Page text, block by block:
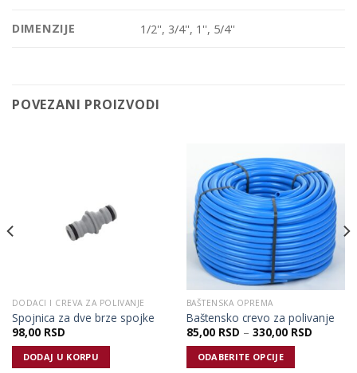
DIMENZIJE 1/2'', 3/4'', 1'', 5/4''
POVEZANI PROIZVODI
DODACI I CREVA ZA POLIVANJE
Spojnica za dve brze spojke
98,00 RSD
DODAJ U KORPU
BAŠTENSKA OPREMA
Baštensko crevo za polivanje
85,00 RSD – 330,00 RSD
ODABERITE OPCIJE